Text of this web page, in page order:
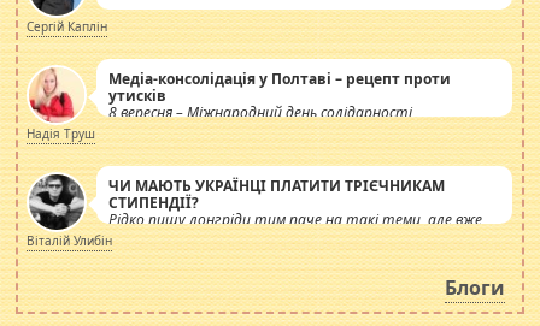
Сергій Каплін
Медіа-консолідація у Полтаві – рецепт проти
утисків
8 вересня – Міжнародний день солідарності
журналістів.
Надія Труш
ЧИ МАЮТЬ УКРАЇНЦІ ПЛАТИТИ ТРІЄЧНИКАМ
СТИПЕНДІЇ?
Рідко пишу лонгріди тим паче на такі теми, але вже
просто дістало! Обурюють сьогоднішні інсенуації
навколо стипендіального питання. Штучно
роздувається ще одна соціальна катастрофа.
Віталій Улибін
Блоги